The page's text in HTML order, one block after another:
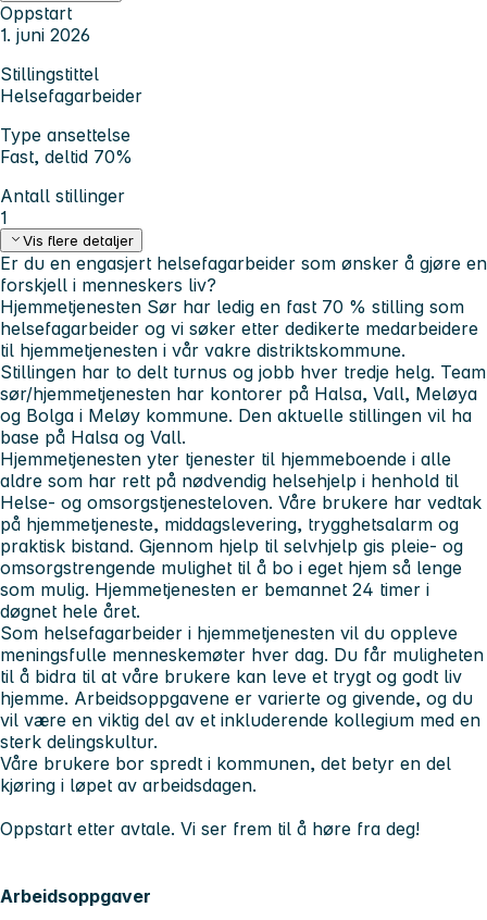
Oppstart
1. juni 2026
Stillingstittel
Helsefagarbeider
Type ansettelse
Fast, deltid 70%
Antall stillinger
1
Vis flere detaljer
Er du en engasjert helsefagarbeider som ønsker å gjøre en
forskjell i menneskers liv?
Hjemmetjenesten Sør har ledig en fast 70 % stilling som
helsefagarbeider og vi søker etter dedikerte medarbeidere
til hjemmetjenesten i vår vakre distriktskommune.
Stillingen har to delt turnus og jobb hver tredje helg. Team
sør/hjemmetjenesten har kontorer på Halsa, Vall, Meløya
og Bolga i Meløy kommune. Den aktuelle stillingen vil ha
base på Halsa og Vall.
Hjemmetjenesten yter tjenester til hjemmeboende i alle
aldre som har rett på nødvendig helsehjelp i henhold til
Helse- og omsorgstjenesteloven. Våre brukere har vedtak
på hjemmetjeneste, middagslevering, trygghetsalarm og
praktisk bistand. Gjennom hjelp til selvhjelp gis pleie- og
omsorgstrengende mulighet til å bo i eget hjem så lenge
som mulig. Hjemmetjenesten er bemannet 24 timer i
døgnet hele året.
Som helsefagarbeider i hjemmetjenesten vil du oppleve
meningsfulle menneskemøter hver dag. Du får muligheten
til å bidra til at våre brukere kan leve et trygt og godt liv
hjemme. Arbeidsoppgavene er varierte og givende, og du
vil være en viktig del av et inkluderende kollegium med en
sterk delingskultur.
Våre brukere bor spredt i kommunen, det betyr en del
kjøring i løpet av arbeidsdagen.
Oppstart etter avtale. Vi ser frem til å høre fra deg!
Arbeidsoppgaver